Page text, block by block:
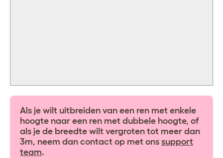
Als je wilt uitbreiden van een ren met enkele
hoogte naar een ren met dubbele hoogte, of
als je de breedte wilt vergroten tot meer dan
3m, neem dan contact op met ons support
team.